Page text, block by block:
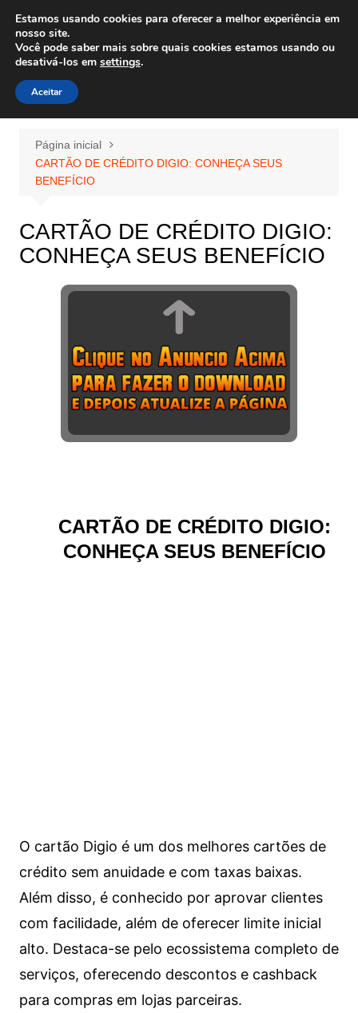
para
conteúdo
Wiley Wales
corais algas e vida marinha
Página inicial
CARTÃO DE CRÉDITO DIGIO: CONHEÇA SEUS
BENEFÍCIO
CARTÃO DE CRÉDITO DIGIO:
CONHEÇA SEUS BENEFÍCIO
CARTÃO DE CRÉDITO DIGIO:
CONHEÇA SEUS BENEFÍCIO
O cartão Digio é um dos melhores cartões de
crédito sem anuidade e com taxas baixas.
Além disso, é conhecido por aprovar clientes
com facilidade, além de oferecer limite inicial
alto. Destaca-se pelo ecossistema completo de
serviços, oferecendo descontos e cashback
para compras em lojas parceiras.
Estamos usando cookies para oferecer a melhor experiência em
nosso site.
Você pode saber mais sobre quais cookies estamos usando ou
desativá-los em settings.
Aceitar